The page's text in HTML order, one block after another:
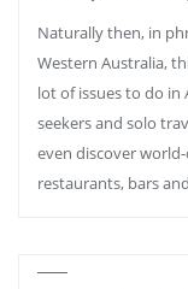
Naturally then, in
Western Australia,
lot of issues to do in
seekers and solo
even discover
restaurants, bars